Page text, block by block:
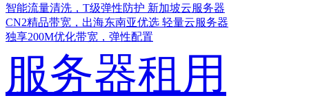
智能流量清洗，T级弹性防护 新加坡云服务器
CN2精品带宽，出海东南亚优选 轻量云服务器
独享200M优化带宽，弹性配置
服务器租用